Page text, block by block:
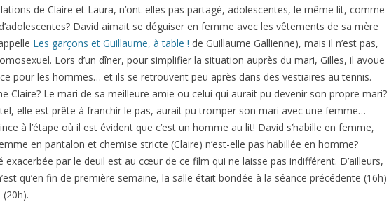
de Claire et Laura, n’ont-elles pas partagé, adolescentes, le même lit, comme
David aimait se déguiser en femme avec les vêtements de sa mère
Les garçons et Guillaume, à table ! de Guillaume Gallienne), mais il n’est pas,
Lors d’un dîner, pour simplifier la situation auprès du mari, Gilles, il avoue
pour les hommes… et ils se retrouvent peu après dans des vestiaires au tennis.
Claire? Le mari de sa meilleure amie ou celui qui aurait pu devenir son propre mari?
elle est prête à franchir le pas, aurait pu tromper son mari avec une femme…
à l’étape où il est évident que c’est un homme au lit! David s’habille en femme,
en pantalon et chemise stricte (Claire) n’est-elle pas habillée en homme?
exacerbée par le deuil est au cœur de ce film qui ne laisse pas indifférent. D’ailleurs,
qu’en fin de première semaine, la salle était bondée à la séance précédente (16h)